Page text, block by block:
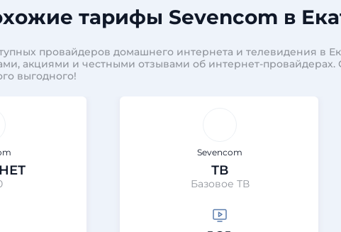
тарифы Sevencom в
провайдеров домашнего интернета и телевидения в
акциями и честными отзывами об интернет-провайдерах.
выгодного!
Sevencom
ТВ
Базовое ТВ